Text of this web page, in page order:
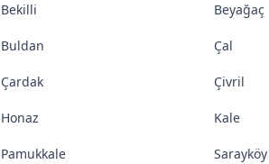
Bekilli Beyağaç
Buldan Çal
Çardak Çivril
Honaz Kale
Pamukkale Sarayköy